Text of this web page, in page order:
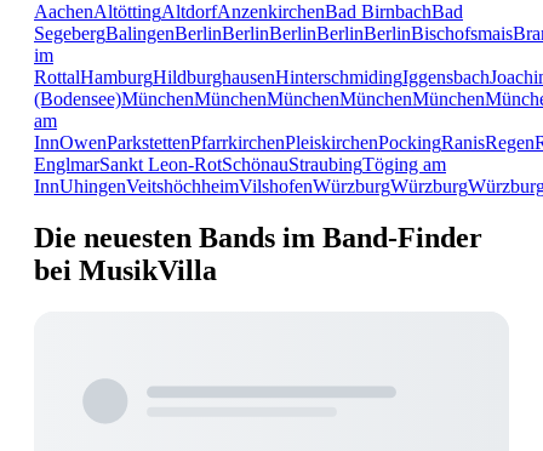
AachenAltöttingAltdorfAnzenkirchenBad BirnbachBad
SegebergBalingenBerlinBerlinBerlinBerlinBerlinBischofsmais
im
RottalHamburgHildburghausenHinterschmidingIggensbach
(Bodensee)MünchenMünchenMünchenMünchenMünchen
am
InnOwenParkstettenPfarrkirchenPleiskirchenPockingRanisRegen
EnglmarSankt Leon-RotSchönauStraubingTöging am
InnUhingenVeitshöchheimVilshofenWürzburgWürzburg
Die neuesten Bands im Band-Finder
bei MusikVilla